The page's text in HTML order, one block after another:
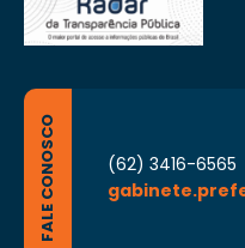
FALE CONOSCO
(62) 3416-6565